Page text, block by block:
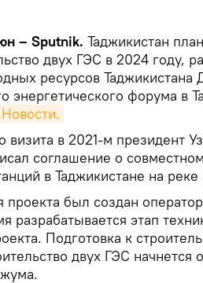
– Sputnik. Таджикистан
двух ГЭС в 2024 году,
ресурсов
энергетического форума в
визита в 2021-м президент
соглашение о
в Таджикистане на
проекта был создан
разрабатывается этап
Подготовка к
двух ГЭС